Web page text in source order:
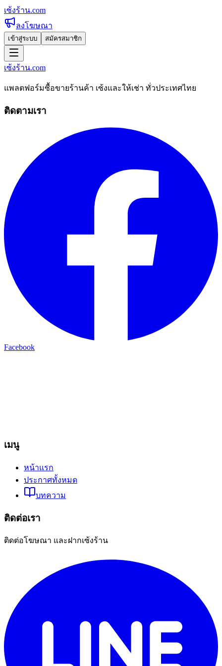
เซ้งร้าน.com
ลงโฆษณา
เข้าสู่ระบบ สมัครสมาชิก
เซ้งร้าน.com
แพลตฟอร์มซื้อขายร้านค้า เซ้งและให้เช่า ทั่วประเทศไทย
ติดตามเรา
Facebook
เมนู
หน้าแรก
ประกาศทั้งหมด
บทความ
ติดต่อเรา
ติดต่อโฆษณา และฝากเซ้งร้าน